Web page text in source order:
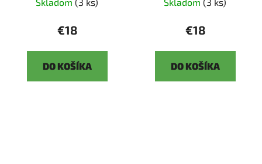
€18
DO KOŠÍKA
€18
DO KOŠÍKA